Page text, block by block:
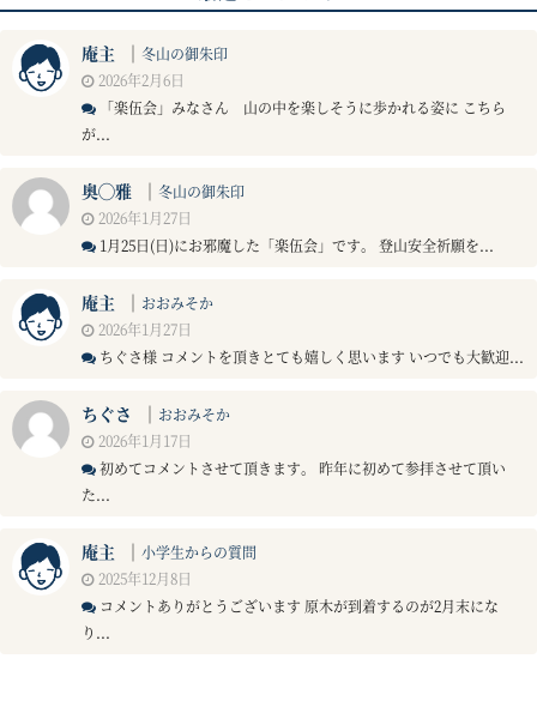
庵主 ｜ 冬山の御朱印
2026年2月6日
「楽伍会」みなさん 山の中を楽しそうに歩かれる姿に こちら
が...
奥◯雅 ｜ 冬山の御朱印
2026年1月27日
1月25日(日)にお邪魔した「楽伍会」です。 登山安全祈願を...
庵主 ｜ おおみそか
2026年1月27日
ちぐさ様 コメントを頂きとても嬉しく思います いつでも大歓迎...
ちぐさ ｜ おおみそか
2026年1月17日
初めてコメントさせて頂きます。 昨年に初めて参拝させて頂い
た...
庵主 ｜ 小学生からの質問
2025年12月8日
コメントありがとうございます 原木が到着するのが2月末にな
り...